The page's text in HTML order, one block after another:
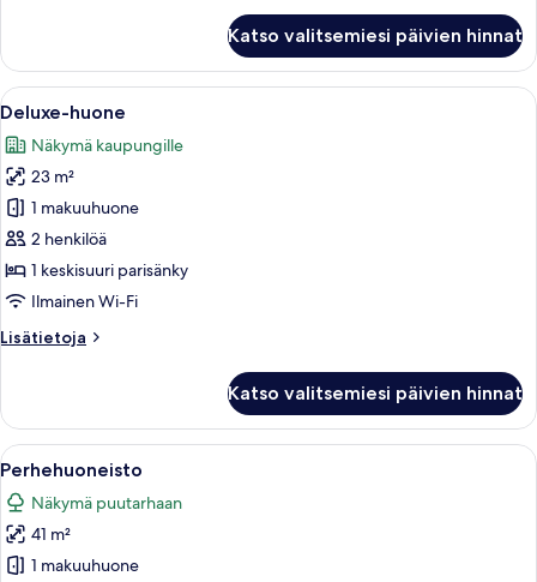
standard-
huone
Katso valitsemiesi päivien hinnat
Avaa
kaikki
huonetyypin
Deluxe-
huone
kuvat
Makuuhuone, jossa on sänky,
12
Deluxe-huone
Näkymä kaupungille
23 m²
1 makuuhuone
2 henkilöä
1 keskisuuri parisänky
Ilmainen Wi-Fi
Lisätietoja
Lisätietoja
Katso valitsemiesi päivien hinnat
Avaa
kaikki
huonetyypin
Perhehuoneisto
kuvat
Moderni makuuhuone, jossa on
8
Perhehuoneisto
Näkymä puutarhaan
41 m²
1 makuuhuone